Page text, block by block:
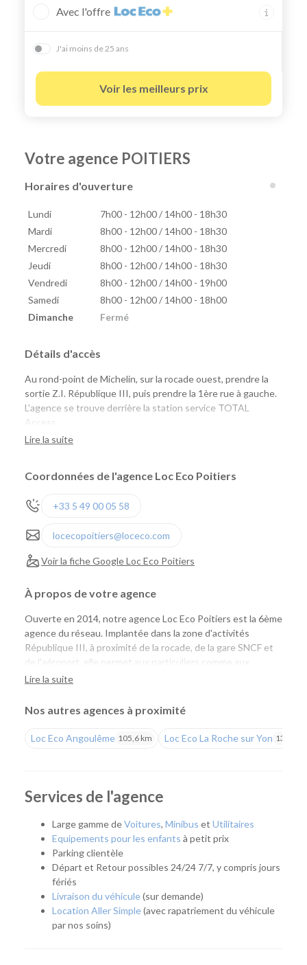
Avec l'offre
J'ai moins de 25 ans
Voir les meilleurs prix
Votre agence POITIERS
Horaires d'ouverture
Lundi
7h00 - 12h00 / 14h00 - 18h30
Mardi
8h00 - 12h00 / 14h00 - 18h30
Mercredi
8h00 - 12h00 / 14h00 - 18h30
Jeudi
8h00 - 12h00 / 14h00 - 18h30
Vendredi
8h00 - 12h00 / 14h00 - 19h00
Samedi
8h00 - 12h00 / 14h00 - 18h00
Dimanche
Fermé
Détails d'accès
Au rond-point de Michelin, sur la rocade ouest, prendre la
sortie Z.I. République III, puis prendre la 1ère rue à gauche.
L’agence se trouve derrière la station service TOTAL
Access.
Lire la suite
Coordonnées de l'agence Loc Eco Poitiers
+33 5 49 00 05 58
locecopoitiers@loceco.com
Voir la fiche Google Loc Eco Poitiers
À propos de votre agence
Ouverte en 2014, notre agence Loc Eco Poitiers est la 6ème
agence du réseau. Implantée dans la zone d'activités
République III, à proximité de la rocade, de la gare SNCF et
de l'aéroport, elle permet aux particuliers comme aux
professionnels de louer facilement une voiture ou un
choix de véhicules, de tarifs compétitifs et de l'expertise Loc
Une agence pour tous vos déplacements
départ en vacances, un week-end, un déménagement ou
que vous ayez besoin de remplacer temporairement votre
adaptée. Son emplacement facilite également l'accès aux
habitants de Poitiers, Chasseneuil-du-Poitou, Buxerolles,
Migné-Auxances et des communes voisines.
Quel véhicule choisir ?
Notre agence met à votre disposition une flotte complète
pour répondre à tous les usages :
Lire la suite
Nos autres agences à proximité
Loc Eco Angoulême 105,6 km Loc Eco La Roche sur Yon 134,8
Services de l'agence
Large gamme deVoitures, Minibus et Utilitaires
Equipements pour les enfants à petit prix
Parking clientèle
Départ et Retour possibles 24/24 7/7, y compris jours
fériés
Livraison du véhicule(sur demande)
Location Aller Simple(avec rapatriement du véhicule
par nos soins)